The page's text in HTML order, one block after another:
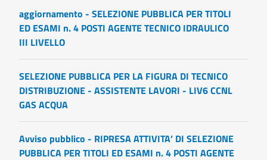
aggiornamento - SELEZIONE PUBBLICA PER TITOLI
ED ESAMI n. 4 POSTI AGENTE TECNICO IDRAULICO
III LIVELLO
SELEZIONE PUBBLICA PER LA FIGURA DI TECNICO
DISTRIBUZIONE - ASSISTENTE LAVORI - LIV6 CCNL
GAS ACQUA
Avviso pubblico - RIPRESA ATTIVITA’ DI SELEZIONE
PUBBLICA PER TITOLI ED ESAMI n. 4 POSTI AGENTE